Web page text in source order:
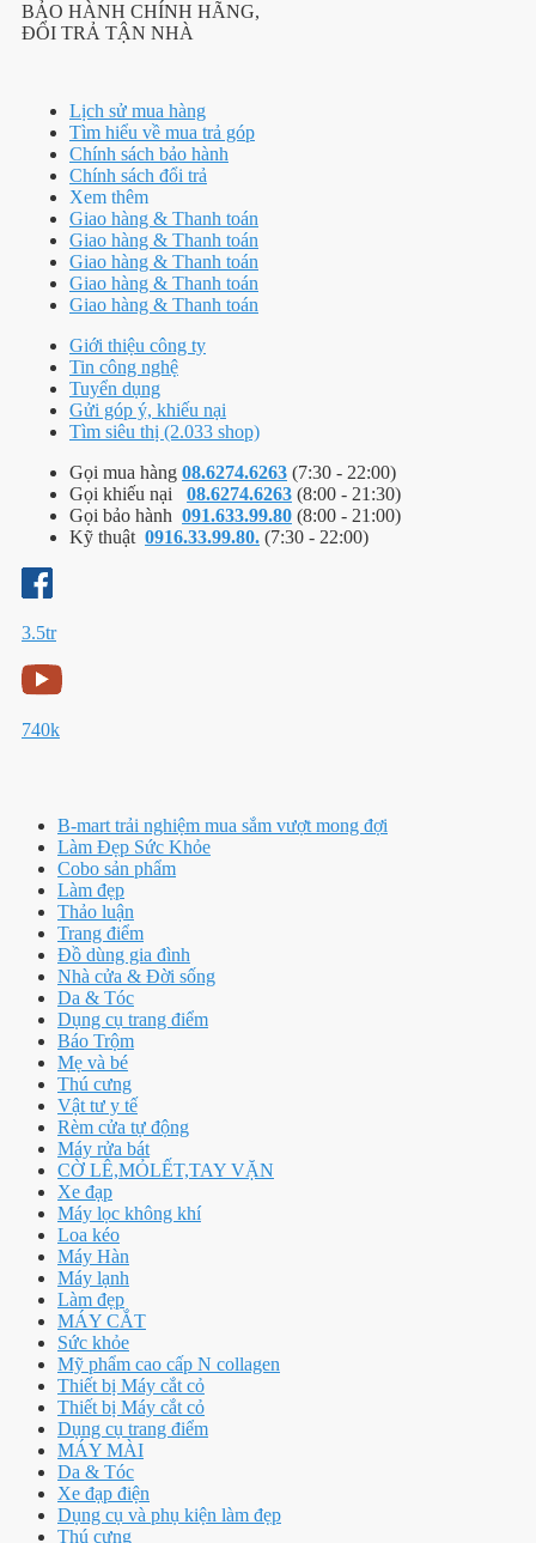
BẢO HÀNH CHÍNH HÃNG,
ĐỔI TRẢ TẬN NHÀ
Lịch sử mua hàng
Tìm hiểu về mua trả góp
Chính sách bảo hành
Chính sách đổi trả
Xem thêm
Giao hàng & Thanh toán
Giao hàng & Thanh toán
Giao hàng & Thanh toán
Giao hàng & Thanh toán
Giao hàng & Thanh toán
Giới thiệu công ty
Tin công nghệ
Tuyển dụng
Gửi góp ý, khiếu nại
Tìm siêu thị (2.033 shop)
Gọi mua hàng 08.6274.6263 (7:30 - 22:00)
Gọi khiếu nại 08.6274.6263 (8:00 - 21:30)
Gọi bảo hành 091.633.99.80 (8:00 - 21:00)
Kỹ thuật 0916.33.99.80. (7:30 - 22:00)
3.5tr
740k
B-mart trải nghiệm mua sắm vượt mong đợi
Làm Đẹp Sức Khỏe
Cobo sản phẩm
Làm đẹp
Thảo luận
Trang điểm
Đồ dùng gia đình
Nhà cửa & Đời sống
Da & Tóc
Dụng cụ trang điểm
Báo Trộm
Mẹ và bé
Thú cưng
Vật tư y tế
Rèm cửa tự động
Máy rửa bát
CỜ LÊ,MỎLẾT,TAY VẶN
Xe đạp
Máy lọc không khí
Loa kéo
Máy Hàn
Máy lạnh
Làm đẹp
MÁY CẮT
Sức khỏe
Mỹ phẩm cao cấp N collagen
Thiết bị Máy cắt cỏ
Thiết bị Máy cắt cỏ
Dụng cụ trang điểm
MÁY MÀI
Da & Tóc
Xe đạp điện
Dụng cụ và phụ kiện làm đẹp
Thú cưng